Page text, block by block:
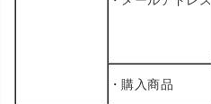
・購入商品